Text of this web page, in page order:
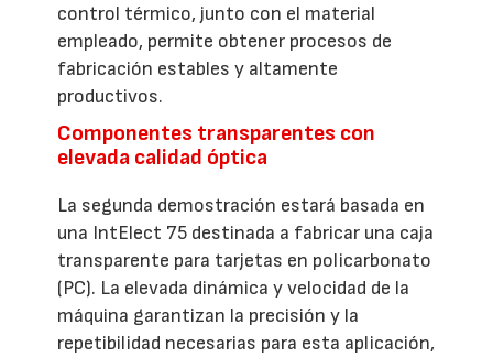
control térmico, junto con el material
empleado, permite obtener procesos de
fabricación estables y altamente
productivos.
Componentes transparentes con
elevada calidad óptica
La segunda demostración estará basada en
una IntElect 75 destinada a fabricar una caja
transparente para tarjetas en policarbonato
(PC). La elevada dinámica y velocidad de la
máquina garantizan la precisión y la
repetibilidad necesarias para esta aplicación,